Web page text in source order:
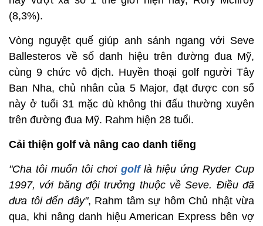
(8,3%).
Vòng nguyệt quế giúp anh sánh ngang với Seve
Ballesteros về số danh hiệu trên đường đua Mỹ,
cùng 9 chức vô địch. Huyền thoại golf người Tây
Ban Nha, chủ nhân của 5 Major, đạt được con số
này ở tuổi 31 mặc dù không thi đấu thường xuyên
trên đường đua Mỹ. Rahm hiện 28 tuổi.
Cải thiện golf và nâng cao danh tiếng
"Cha tôi muốn tôi chơi golflà hiệu ứng Ryder Cup
1997, với băng đội trưởng thuộc về Seve. Điều đã
đưa tôi đến đây", Rahm tâm sự hôm Chủ nhật vừa
qua, khi nâng danh hiệu American Express bên vợ